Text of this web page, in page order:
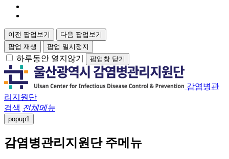
이전 팝업보기
다음 팝업보기
팝업 재생
팝업 일시정지
하루동안 열지않기 팝업창 닫기
감염병관
리지원단
검색 전체메뉴
popup1
감염병관리지원단 주메뉴